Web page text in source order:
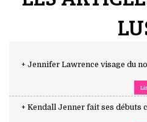
+ Jennifer Lawrence visage du
+ Kendall Jenner fait ses débuts